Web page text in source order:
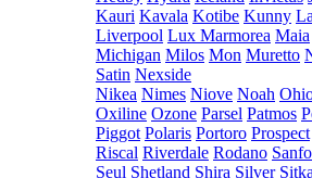
Kauri Kavala Kotibe Kunny
Liverpool Lux Marmorea Maia
Michigan Milos Mon Muretto
Satin Nexside
Nikea Nimes Niove Noah
Oxiline Ozone Parsel Patmos
Piggot Polaris Portoro Prospect
Riscal Riverdale Rodano
Seul Shetland Shira Silver Sitka